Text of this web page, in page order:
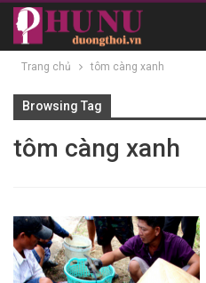
Trang chủ tôm càng xanh
Browsing Tag
tôm càng xanh